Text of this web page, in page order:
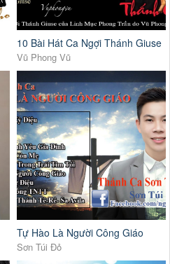
10 Bài Hát Ca Ngợi Thánh Giuse
Vũ Phong Vũ
Tự Hào Là Người Công Giáo
Sơn Túi Đỏ